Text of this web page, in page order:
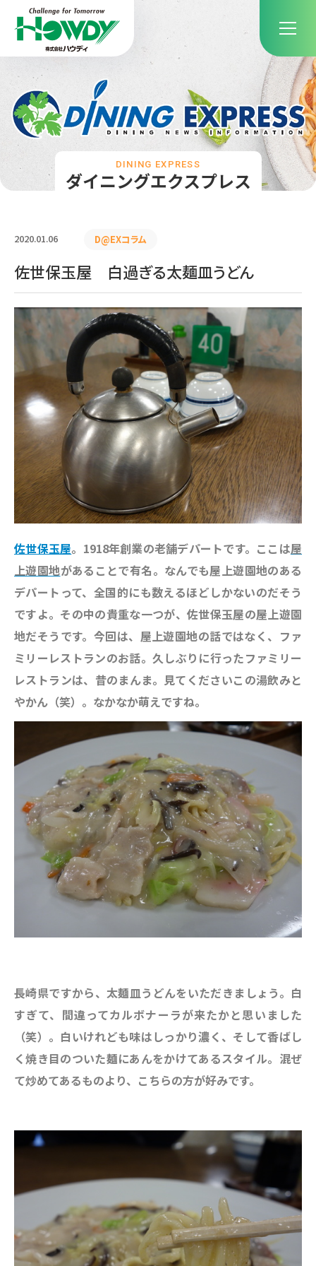
ダイニングエクスプレス
DINING EXPRESS
2020.01.06 D@EXコラム
佐世保玉屋 白過ぎる太麺皿うどん
佐世保玉屋。1918年創業の老舗デパートです。ここは屋
上遊園地があることで有名。なんでも屋上遊園地のある
デパートって、全国的にも数えるほどしかないのだそう
ですよ。その中の貴重な一つが、佐世保玉屋の屋上遊園
地だそうです。今回は、屋上遊園地の話ではなく、ファ
ミリーレストランのお話。久しぶりに行ったファミリー
レストランは、昔のまんま。見てくださいこの湯飲みと
やかん（笑）。なかなか萌えですね。
長崎県ですから、太麺皿うどんをいただきましょう。白
すぎて、間違ってカルボナーラが来たかと思いました
（笑）。白いけれども味はしっかり濃く、そして香ばし
く焼き目のついた麺にあんをかけてあるスタイル。混ぜ
て炒めてあるものより、こちらの方が好みです。